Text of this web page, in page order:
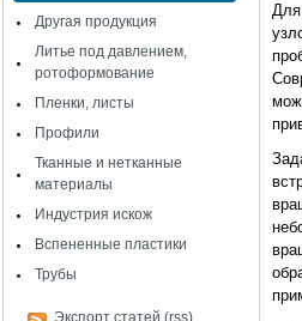
Другая продукция
Литье под давлением,
ротоформование
Пленки, листы
Профили
Тканные и нетканные
материалы
Индустрия искож
Вспененные пластики
Трубы
Экспорт статей (rss)